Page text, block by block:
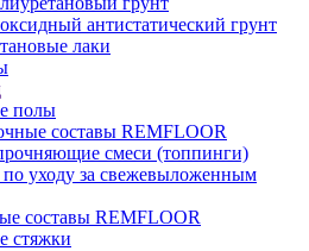
антистатический грунт
лаки
полы
составы REMFLOOR
смеси (топпинги)
уходу за свежевыложенным
составы REMFLOOR
стяжки